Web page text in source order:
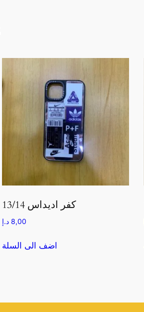
كفر اديداس 13/14
8,00 د.إ
اضف الى السلة